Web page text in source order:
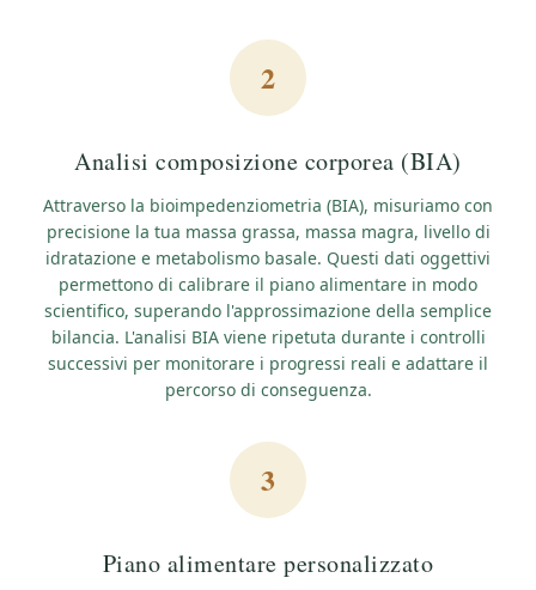
2
Analisi composizione corporea (BIA)
Attraverso la bioimpedenziometria (BIA), misuriamo con
precisione la tua massa grassa, massa magra, livello di
idratazione e metabolismo basale. Questi dati oggettivi
permettono di calibrare il piano alimentare in modo
scientifico, superando l'approssimazione della semplice
bilancia. L'analisi BIA viene ripetuta durante i controlli
successivi per monitorare i progressi reali e adattare il
percorso di conseguenza.
3
Piano alimentare personalizzato